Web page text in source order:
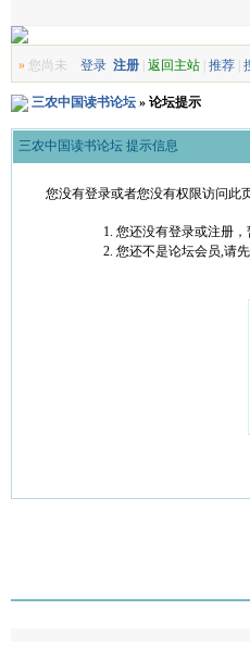
»您尚未 登录 注册| 返回主站| 推荐|
三农中国读书论坛» 论坛提示
三农中国读书论坛 提示信息
您没有登录或者您没有权限访问此
您还没有登录或注册
您还不是论坛会员,请